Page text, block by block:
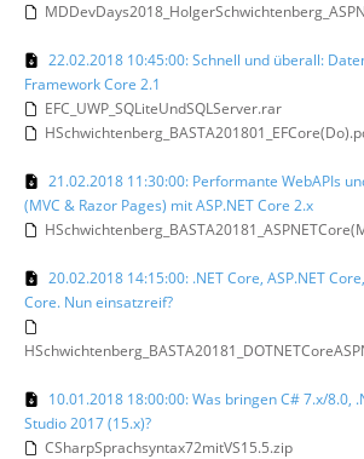
22.02.2018 10:45:00: Schnell und überall:
Framework Core 2.1
EFC_UWP_SQLiteUndSQLServer.rar
21.02.2018 11:30:00: Performante WebAPIs
(MVC & Razor Pages) mit ASP.NET Core 2.x
20.02.2018 14:15:00: .NET Core, ASP.NET
Core. Nun einsatzreif?
10.01.2018 18:00:00: Was bringen C# 7.x/8.0,
Studio 2017 (15.x)?
CSharpSprachsyntax72mitVS15.5.zip